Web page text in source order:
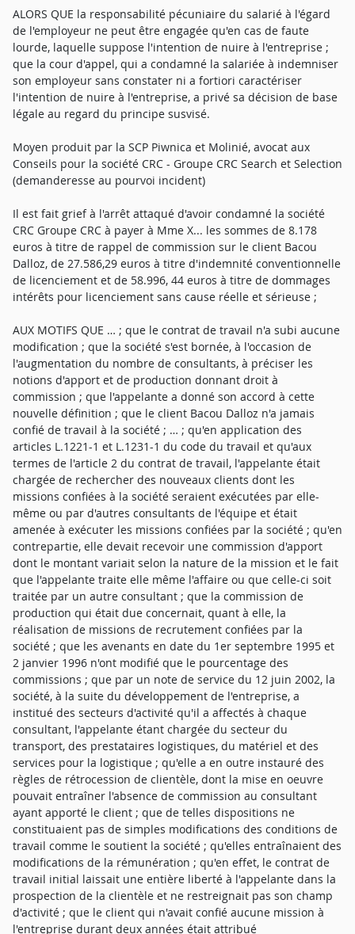
ALORS QUE la responsabilité pécuniaire du salarié à l'égard
de l'employeur ne peut être engagée qu'en cas de faute
lourde, laquelle suppose l'intention de nuire à l'entreprise ;
que la cour d'appel, qui a condamné la salariée à indemniser
son employeur sans constater ni a fortiori caractériser
l'intention de nuire à l'entreprise, a privé sa décision de base
légale au regard du principe susvisé.
Moyen produit par la SCP Piwnica et Molinié, avocat aux
Conseils pour la société CRC - Groupe CRC Search et Selection
(demanderesse au pourvoi incident)
Il est fait grief à l'arrêt attaqué d'avoir condamné la société
CRC Groupe CRC à payer à Mme X... les sommes de 8.178
euros à titre de rappel de commission sur le client Bacou
Dalloz, de 27.586,29 euros à titre d'indemnité conventionnelle
de licenciement et de 58.996, 44 euros à titre de dommages
intérêts pour licenciement sans cause réelle et sérieuse ;
AUX MOTIFS QUE … ; que le contrat de travail n'a subi aucune
modification ; que la société s'est bornée, à l'occasion de
l'augmentation du nombre de consultants, à préciser les
notions d'apport et de production donnant droit à
commission ; que l'appelante a donné son accord à cette
nouvelle définition ; que le client Bacou Dalloz n'a jamais
confié de travail à la société ; … ; qu'en application des
articles L.1221-1 et L.1231-1 du code du travail et qu'aux
termes de l'article 2 du contrat de travail, l'appelante était
chargée de rechercher des nouveaux clients dont les
missions confiées à la société seraient exécutées par elle-
même ou par d'autres consultants de l'équipe et était
amenée à exécuter les missions confiées par la société ; qu'en
contrepartie, elle devait recevoir une commission d'apport
dont le montant variait selon la nature de la mission et le fait
que l'appelante traite elle même l'affaire ou que celle-ci soit
traitée par un autre consultant ; que la commission de
production qui était due concernait, quant à elle, la
réalisation de missions de recrutement confiées par la
société ; que les avenants en date du 1er septembre 1995 et
2 janvier 1996 n'ont modifié que le pourcentage des
commissions ; que par un note de service du 12 juin 2002, la
société, à la suite du développement de l'entreprise, a
institué des secteurs d'activité qu'il a affectés à chaque
consultant, l'appelante étant chargée du secteur du
transport, des prestataires logistiques, du matériel et des
services pour la logistique ; qu'elle a en outre instauré des
règles de rétrocession de clientèle, dont la mise en oeuvre
pouvait entraîner l'absence de commission au consultant
ayant apporté le client ; que de telles dispositions ne
constituaient pas de simples modifications des conditions de
travail comme le soutient la société ; qu'elles entraînaient des
modifications de la rémunération ; qu'en effet, le contrat de
travail initial laissait une entière liberté à l'appelante dans la
prospection de la clientèle et ne restreignait pas son champ
d'activité ; que le client qui n'avait confié aucune mission à
l'entreprise durant deux années était attribué